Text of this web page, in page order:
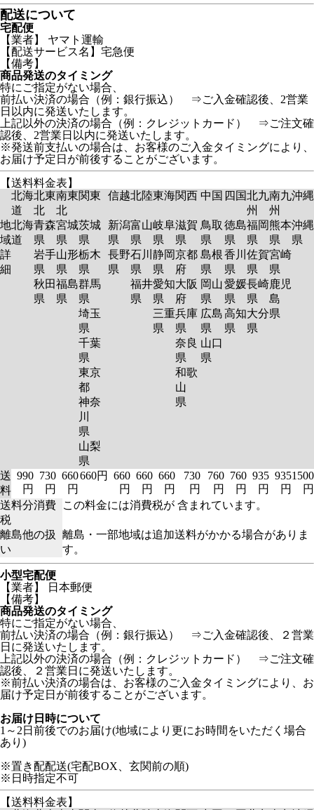
配送について
宅配便
【業者】 ヤマト運輸
【配送サービス名】宅急便
【備考】
商品発送のタイミング
特にご指定がない場合、
前払い決済の場合（例：銀行振込） ⇒ご入金確認後、2営業
日以内に発送いたします。
上記以外の決済の場合（例：クレジットカード） ⇒ご注文確
認後、2営業日以内に発送いたします。
※発送前支払いの場合は、お客様のご入金タイミングにより、
お届け予定日が前後することがございます。
【送料料金表】
北海
道
北東
北
南東
北
関東 信越北陸東海関西 中国 四国北九
州
南九
州
沖縄
地
域
詳
細
北海
道
青森
県
岩手
県
秋田
県
宮城
県
山形
県
福島
県
茨城
県
栃木
県
群馬
県
埼玉
県
千葉
県
東京
都
神奈
川
県
山梨
県
新潟
県
長野
県
富山
県
石川
県
福井
県
岐阜
県
静岡
県
愛知
県
三重
県
滋賀
県
京都
府
大阪
府
兵庫
県
奈良
県
和歌
山
県
鳥取
県
島根
県
岡山
県
広島
県
山口
県
徳島
県
香川
県
愛媛
県
高知
県
福岡
県
佐賀
県
長崎
県
大分
県
熊本
県
宮崎
県
鹿児
島
県
沖縄
県
送
料
990
円
730
円
660
円
660円
660
円
660
円
660
円
730
円
760
円
760
円
935
円
935
円
1500
円
送料分消費
税
この料金には消費税が 含まれています。
離島他の扱
い
離島・一部地域は追加送料がかかる場合がありま
す。
小型宅配便
【業者】 日本郵便
【備考】
商品発送のタイミング
特にご指定がない場合、
前払い決済の場合（例：銀行振込） ⇒ご入金確認後、２営業
日に発送いたします。
上記以外の決済の場合（例：クレジットカード） ⇒ご注文確
認後、２営業日に発送いたします。
※前払い決済の場合は、お客様のご入金タイミングにより、お
届け予定日が前後することがございます。
お届け日時について
1～2日前後でのお届け(地域により更にお時間をいただく場合
あり)
※置き配配送(宅配BOX、玄関前の順)
※日時指定不可
【送料料金表】